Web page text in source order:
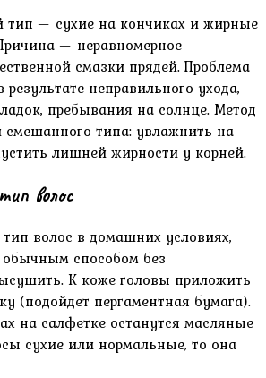
— сухие на кончиках и жирные
— неравномерное
смазки прядей. Проблема
неправильного ухода,
пребывания на солнце. Метод
смешанного типа: увлажнить на
лишней жирности у корней.
волос
волос в домашних условиях,
способом без
К коже головы приложить
(подойдет пергаментная бумага).
на салфетке останутся масляные
сухие или нормальные, то она